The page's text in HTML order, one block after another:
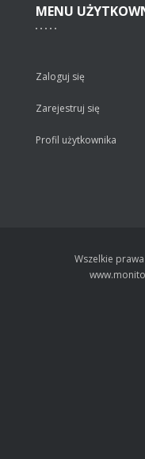
MENU
Zaloguj się
Zarejestruj się
Profil użytkownika
Wszelkie